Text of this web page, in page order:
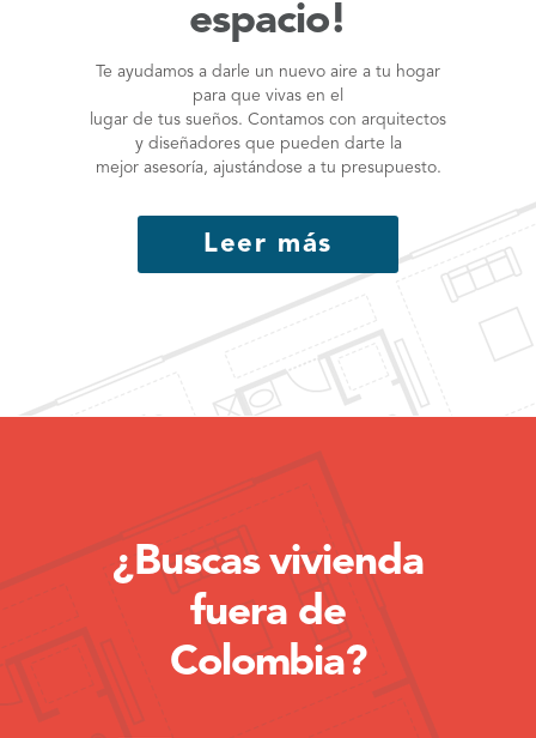
espacio!
Te ayudamos a darle un nuevo aire a tu hogar
para que vivas en el
lugar de tus sueños. Contamos con arquitectos
y diseñadores que pueden darte la
mejor asesoría, ajustándose a tu presupuesto.
Leer más
¿Buscas vivienda
fuera de
Colombia?